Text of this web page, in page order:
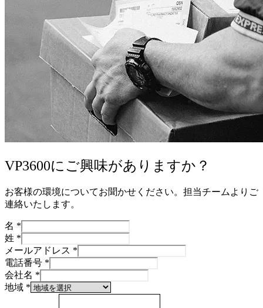
VP3600にご興味がありますか？
お客様の環境についてお聞かせください。担当チームよりご
連絡いたします。
名 *
姓 *
メールアドレス *
電話番号 *
会社名 *
地域 *